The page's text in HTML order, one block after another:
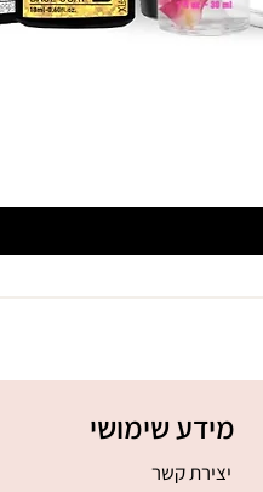
מידע שימושי
יצירת קשר